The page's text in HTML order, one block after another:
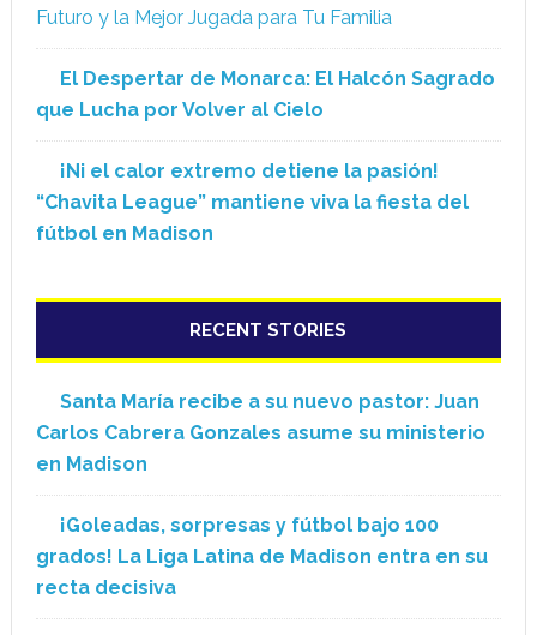
Futuro y la Mejor Jugada para Tu Familia
El Despertar de Monarca: El Halcón Sagrado
que Lucha por Volver al Cielo
¡Ni el calor extremo detiene la pasión!
“Chavita League” mantiene viva la fiesta del
fútbol en Madison
RECENT STORIES
Santa María recibe a su nuevo pastor: Juan
Carlos Cabrera Gonzales asume su ministerio
en Madison
¡Goleadas, sorpresas y fútbol bajo 100
grados! La Liga Latina de Madison entra en su
recta decisiva